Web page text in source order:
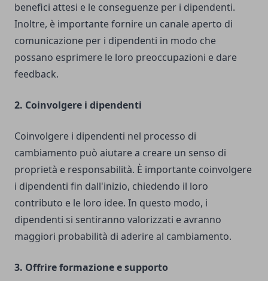
benefici attesi e le conseguenze per i dipendenti.
Inoltre, è importante fornire un canale aperto di
comunicazione per i dipendenti in modo che
possano esprimere le loro preoccupazioni e dare
feedback.
2. Coinvolgere i dipendenti
Coinvolgere i dipendenti nel processo di
cambiamento può aiutare a creare un senso di
proprietà e responsabilità. È importante coinvolgere
i dipendenti fin dall'inizio, chiedendo il loro
contributo e le loro idee. In questo modo, i
dipendenti si sentiranno valorizzati e avranno
maggiori probabilità di aderire al cambiamento.
3. Offrire formazione e supporto